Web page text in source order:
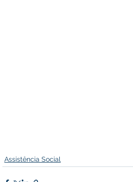
Assistência Social